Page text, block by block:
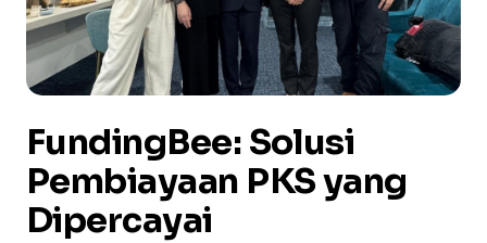
FundingBee: Solusi
Pembiayaan PKS yang
Dipercayai